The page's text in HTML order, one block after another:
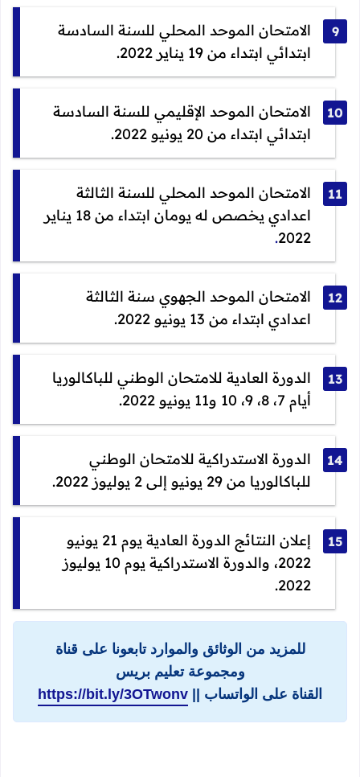
الامتحان الموحد المحلي للسنة السادسة
ابتدائي ابتداء من 19 يناير 2022.
الامتحان الموحد الإقليمي للسنة السادسة
ابتدائي ابتداء من 20 يونيو 2022.
الامتحان الموحد المحلي للسنة الثالثة
اعدادي يخصص له يومان ابتداء من 18 يناير
2022
.
الامتحان الموحد الجهوي سنة الثالثة
اعدادي ابتداء من 13 يونيو 2022.
الدورة العادية للامتحان الوطني للباكالوريا
أيام 7، 8، 9، 10 و11 يونيو 2022.
الدورة الاستدراكية للامتحان الوطني
للباكالوريا من 29 يونيو إلى 2 يوليوز 2022.
إعلان النتائج الدورة العادية يوم 21 يونيو
2022، والدورة الاستدراكية يوم 10 يوليوز
2022.
للمزيد من الوثائق والموارد تابعونا على قناة
ومجموعة تعليم بريس
القناة على الواتساب || https://bit.ly/3OTwonv